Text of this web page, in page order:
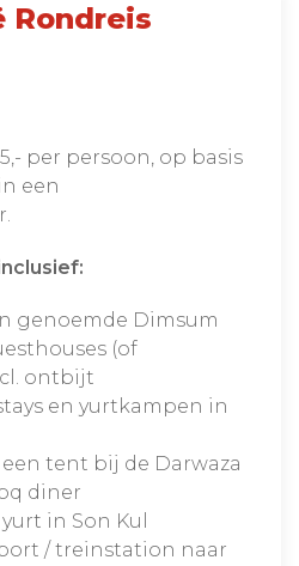
Rondreis
per persoon, op basis
een
genoemde Dimsum
(of
ontbijt
en yurtkampen in
tent bij de Darwaza
diner
in Son Kul
/ treinstation naar